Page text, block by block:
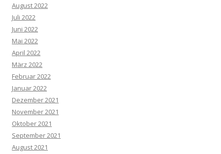
August 2022
Juli 2022
Juni 2022
Mai 2022
April 2022
März 2022
Februar 2022
Januar 2022
Dezember 2021
November 2021
Oktober 2021
September 2021
August 2021